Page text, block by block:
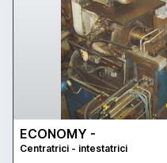
ECONOMY -
Centratrici - intestatrici